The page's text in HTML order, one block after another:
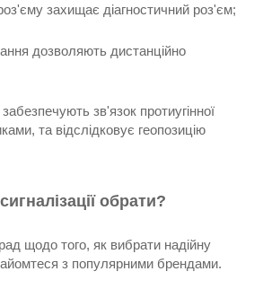
захищає діагностичний роз'єм;
дозволяють дистанційно
забезпечують зв'язок протиугінної
та відслідковує геопозицію
обрати?
щодо того, як вибрати надійну
з популярними брендами.